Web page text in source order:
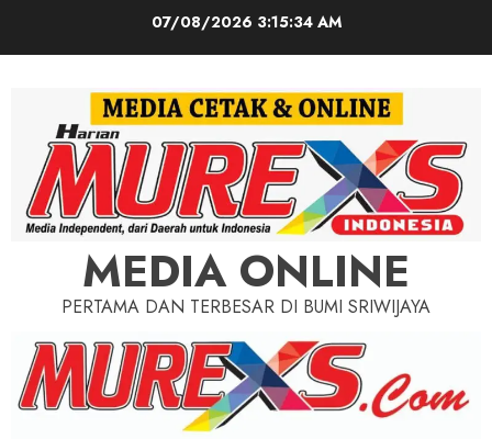
07/08/2026 3:15:36 AM
MEDIA ONLINE
PERTAMA DAN TERBESAR DI BUMI SRIWIJAYA